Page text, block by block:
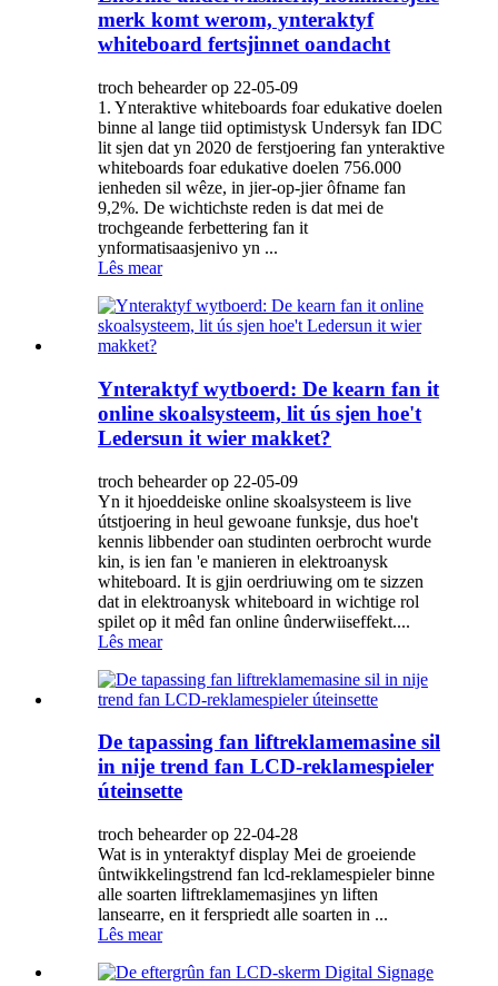
merk komt werom, ynteraktyf
whiteboard fertsjinnet oandacht
troch behearder op 22-05-09
1. Ynteraktive whiteboards foar edukative doelen
binne al lange tiid optimistysk Undersyk fan IDC
lit sjen dat yn 2020 de ferstjoering fan ynteraktive
whiteboards foar edukative doelen 756.000
ienheden sil wêze, in jier-op-jier ôfname fan
9,2%. De wichtichste reden is dat mei de
trochgeande ferbettering fan it
ynformatisaasjenivo yn ...
Lês mear
Ynteraktyf wytboerd: De kearn fan it
online skoalsysteem, lit ús sjen hoe't
Ledersun it wier makket?
troch behearder op 22-05-09
Yn it hjoeddeiske online skoalsysteem is live
útstjoering in heul gewoane funksje, dus hoe't
kennis libbender oan studinten oerbrocht wurde
kin, is ien fan 'e manieren in elektroanysk
whiteboard. It is gjin oerdriuwing om te sizzen
dat in elektroanysk whiteboard in wichtige rol
spilet op it mêd fan online ûnderwiiseffekt....
Lês mear
De tapassing fan liftreklamemasine sil
in nije trend fan LCD-reklamespieler
úteinsette
troch behearder op 22-04-28
Wat is in ynteraktyf display Mei de groeiende
ûntwikkelingstrend fan lcd-reklamespieler binne
alle soarten liftreklamemasjines yn liften
lansearre, en it ferspriedt alle soarten in ...
Lês mear